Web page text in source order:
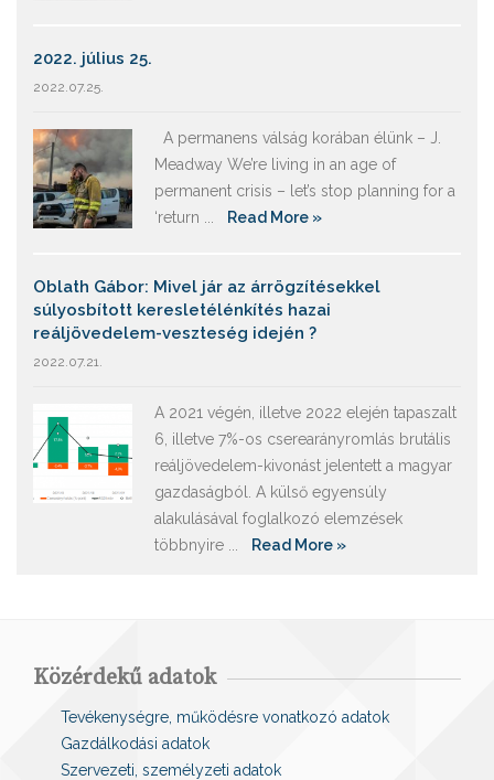
2022. július 25.
2022.07.25.
A permanens válság korában élünk – J.
Meadway We’re living in an age of
permanent crisis – let’s stop planning for a
‘return ...
Read More »
Oblath Gábor: Mivel jár az árrögzítésekkel
súlyosbított keresletélénkítés hazai
reáljövedelem-veszteség idején ?
2022.07.21.
A 2021 végén, illetve 2022 elején tapaszalt
6, illetve 7%-os cserearányromlás brutális
reáljövedelem-kivonást jelentett a magyar
gazdaságból. A külső egyensúly
alakulásával foglalkozó elemzések
többnyire ...
Read More »
Közérdekű adatok
Tevékenységre, működésre vonatkozó adatok
Gazdálkodási adatok
Szervezeti, személyzeti adatok